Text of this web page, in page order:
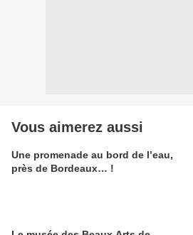
Vous aimerez aussi
Une promenade au bord de l’eau,
près de Bordeaux… !